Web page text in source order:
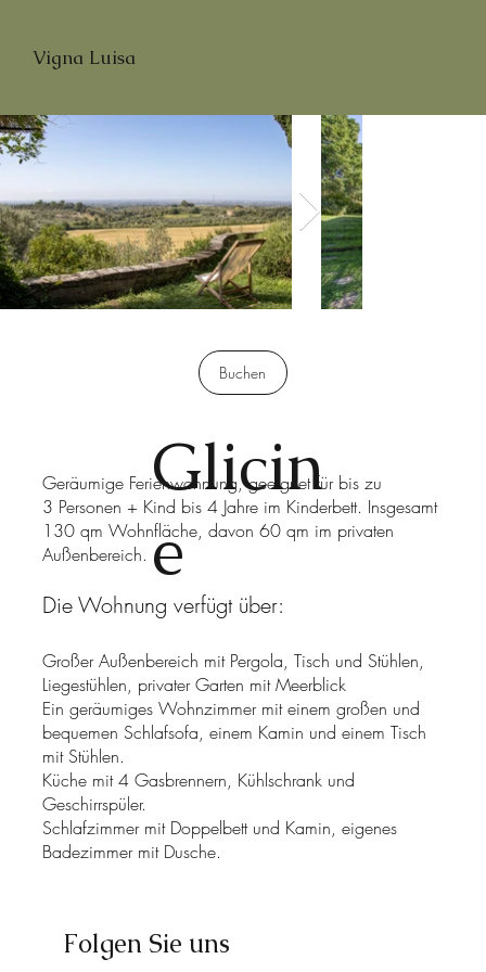
Vigna Luisa
Geräumige Ferienwohnung, geeignet für bis zu
3 Personen + Kind bis 4 Jahre im Kinderbett. Insgesamt
130 qm Wohnfläche, davon 60 qm im privaten
Außenbereich.
Die Wohnung verfügt über:
Großer Außenbereich mit Pergola, Tisch und Stühlen,
Liegestühlen, privater Garten mit Meerblick
Ein geräumiges Wohnzimmer mit einem großen und
bequemen Schlafsofa, einem Kamin und einem Tisch
mit Stühlen.
Küche mit 4 Gasbrennern, Kühlschrank und
Geschirrspüler.
Schlafzimmer mit Doppelbett und Kamin, eigenes
Badezimmer mit Dusche.
Glicin
e
Buchen
Folgen Sie uns